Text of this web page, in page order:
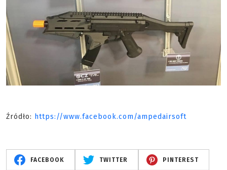
Źródło: https://www.facebook.com/ampedairsoft
FACEBOOK TWITTER PINTEREST